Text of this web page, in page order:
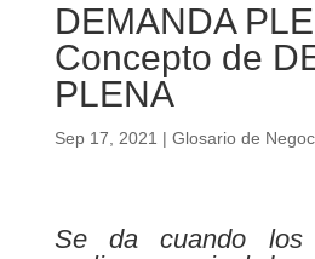
DEMANDA
Concepto de
PLENA
Sep 17, 2021 | Glosario de
Se da cuando los